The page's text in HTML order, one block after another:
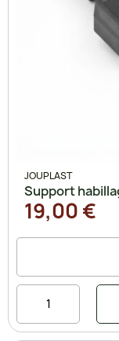
JOUPLAST
Support
19,00 €